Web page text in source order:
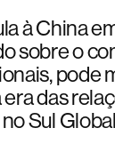
à China
sobre o
pode
das
Sul